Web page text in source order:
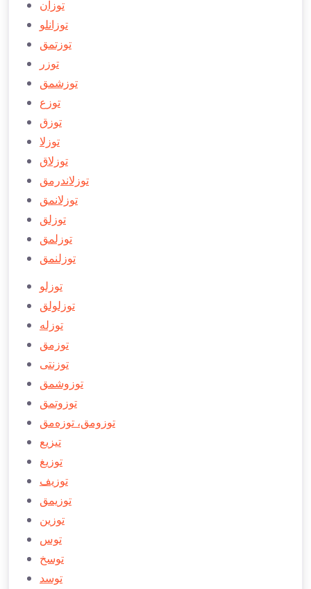
توزان
توزانلو
توزتمق
توزر
توزشمق
توزع
توزق
توزلا
توزلاق
توزلاندرمق
توزلانمق
توزلق
توزلمق
توزلنمق
توزلو
توزلولق
توزله
توزمق
توزنتی
توزوشمق
توزوتمق
توزومق، توزه‌‌‌مق
تيزيع
توزيغ
توزيف
توزيمق
توزين
توس
توسخ
توسد